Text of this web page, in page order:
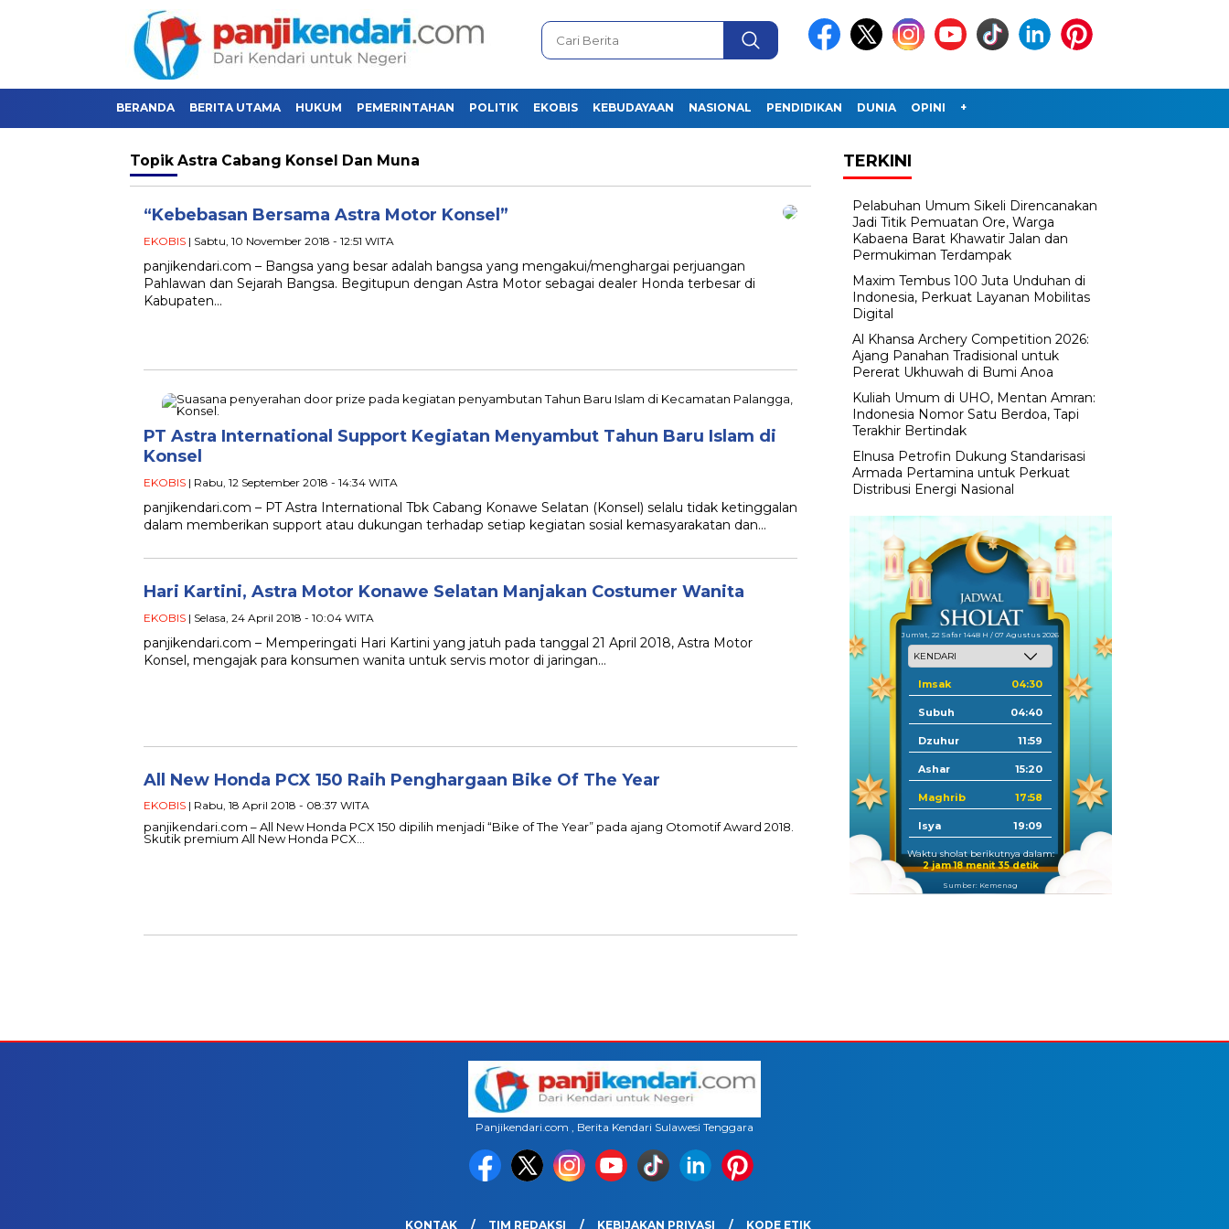
BERANDA BERITA UTAMA HUKUM PEMERINTAHAN POLITIK EKOBIS KEBUDAYAAN NASIONAL PENDIDIKAN DUNIA OPINI +
Topik Astra Cabang Konsel Dan Muna
“Kebebasan Bersama Astra Motor Konsel”
EKOBIS | Sabtu, 10 November 2018 - 12:51 WITA
panjikendari.com – Bangsa yang besar adalah bangsa yang mengakui/menghargai perjuangan
Pahlawan dan Sejarah Bangsa. Begitupun dengan Astra Motor sebagai dealer Honda terbesar di
Kabupaten…
PT Astra International Support Kegiatan Menyambut Tahun Baru Islam di
Konsel
EKOBIS | Rabu, 12 September 2018 - 14:34 WITA
panjikendari.com – PT Astra International Tbk Cabang Konawe Selatan (Konsel) selalu tidak ketinggalan
dalam memberikan support atau dukungan terhadap setiap kegiatan sosial kemasyarakatan dan…
Hari Kartini, Astra Motor Konawe Selatan Manjakan Costumer Wanita
EKOBIS | Selasa, 24 April 2018 - 10:04 WITA
panjikendari.com – Memperingati Hari Kartini yang jatuh pada tanggal 21 April 2018, Astra Motor
Konsel, mengajak para konsumen wanita untuk servis motor di jaringan…
All New Honda PCX 150 Raih Penghargaan Bike Of The Year
EKOBIS | Rabu, 18 April 2018 - 08:37 WITA
panjikendari.com – All New Honda PCX 150 dipilih menjadi “Bike of The Year” pada ajang Otomotif Award 2018.
Skutik premium All New Honda PCX…
TERKINI
Pelabuhan Umum Sikeli Direncanakan
Jadi Titik Pemuatan Ore, Warga
Kabaena Barat Khawatir Jalan dan
Permukiman Terdampak
Maxim Tembus 100 Juta Unduhan di
Indonesia, Perkuat Layanan Mobilitas
Digital
Al Khansa Archery Competition 2026:
Ajang Panahan Tradisional untuk
Pererat Ukhuwah di Bumi Anoa
Kuliah Umum di UHO, Mentan Amran:
Indonesia Nomor Satu Berdoa, Tapi
Terakhir Bertindak
Elnusa Petrofin Dukung Standarisasi
Armada Pertamina untuk Perkuat
Distribusi Energi Nasional
Jum'at, 22 Safar 1448 H / 07 Agustus 2026
Imsak 04:30
Subuh 04:40
Dzuhur 11:59
Ashar 15:20
Maghrib 17:58
Isya 19:09
Waktu sholat berikutnya dalam:
2 jam 18 menit 34 detik
Sumber: Kemenag
Panjikendari.com , Berita Kendari Sulawesi Tenggara
KONTAK TIM REDAKSI KEBIJAKAN PRIVASI KODE ETIK